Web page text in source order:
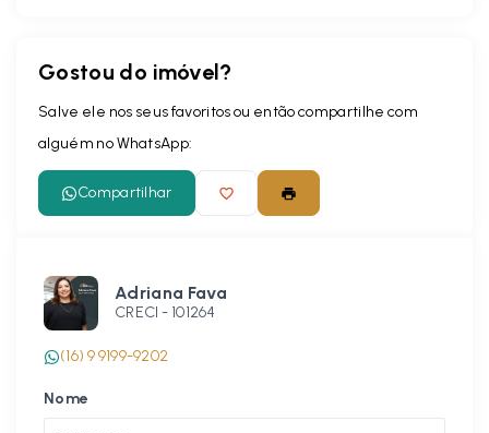
Gostou do imóvel?
Salve ele nos seus favoritos ou então compartilhe com
alguém no WhatsApp:
Compartilhar
Adriana Fava
CRECI - 101264
(16) 9 9199-9202
Nome